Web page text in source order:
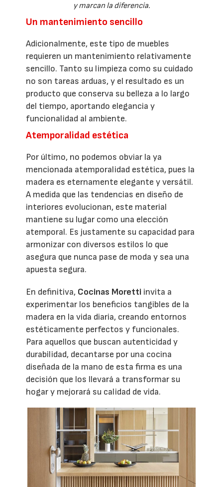
y marcan la diferencia.
Un mantenimiento sencillo
Adicionalmente, este tipo de muebles
requieren un mantenimiento relativamente
sencillo. Tanto su limpieza como su cuidado
no son tareas arduas, y el resultado es un
producto que conserva su belleza a lo largo
del tiempo, aportando elegancia y
funcionalidad al ambiente.
Atemporalidad estética
Por último, no podemos obviar la ya
mencionada atemporalidad estética, pues la
madera es eternamente elegante y versátil.
A medida que las tendencias en diseño de
interiores evolucionan, este material
mantiene su lugar como una elección
atemporal. Es justamente su capacidad para
armonizar con diversos estilos lo que
asegura que nunca pase de moda y sea una
apuesta segura.
En definitiva, Cocinas Moretti invita a
experimentar los beneficios tangibles de la
madera en la vida diaria, creando entornos
estéticamente perfectos y funcionales.
Para aquellos que buscan autenticidad y
durabilidad, decantarse por una cocina
diseñada de la mano de esta firma es una
decisión que los llevará a transformar su
hogar y mejorará su calidad de vida.